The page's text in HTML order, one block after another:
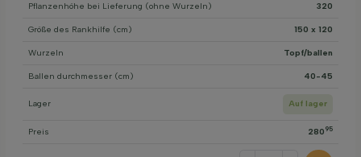
Pflanzenhöhe bei Lieferung (ohne Wurzeln) 320
Größe des Rankhilfe (cm) 150 x 120
Wurzeln Topf/ballen
Ballen durchmesser (cm) 40-45
Lager Auf lager
Preis 280 95